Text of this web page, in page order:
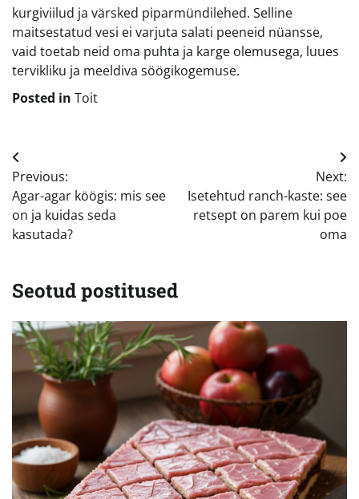
kurgiviilud ja värsked piparmündilehed. Selline
maitsestatud vesi ei varjuta salati peeneid nüansse,
vaid toetab neid oma puhta ja karge olemusega, luues
tervikliku ja meeldiva söögikogemuse.
Posted in Toit
Navigeerimine
Previous:
Agar-agar köögis: mis see
on ja kuidas seda
kasutada?
Next:
Isetehtud ranch-kaste: see
retsept on parem kui poe
oma
Seotud postitused